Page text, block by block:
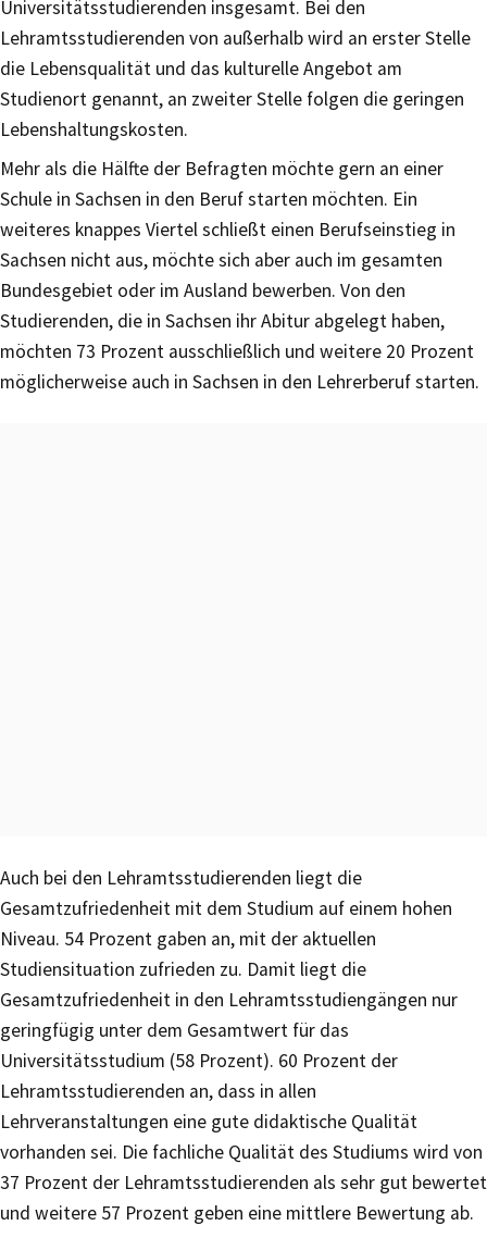
Universitätsstudierenden insgesamt. Bei den
Lehramtsstudierenden von außerhalb wird an erster Stelle
die Lebensqualität und das kulturelle Angebot am
Studienort genannt, an zweiter Stelle folgen die geringen
Lebenshaltungskosten.
Mehr als die Hälfte der Befragten möchte gern an einer
Schule in Sachsen in den Beruf starten möchten. Ein
weiteres knappes Viertel schließt einen Berufseinstieg in
Sachsen nicht aus, möchte sich aber auch im gesamten
Bundesgebiet oder im Ausland bewerben. Von den
Studierenden, die in Sachsen ihr Abitur abgelegt haben,
möchten 73 Prozent ausschließlich und weitere 20 Prozent
möglicherweise auch in Sachsen in den Lehrerberuf starten.
Auch bei den Lehramtsstudierenden liegt die
Gesamtzufriedenheit mit dem Studium auf einem hohen
Niveau. 54 Prozent gaben an, mit der aktuellen
Studiensituation zufrieden zu. Damit liegt die
Gesamtzufriedenheit in den Lehramtsstudiengängen nur
geringfügig unter dem Gesamtwert für das
Universitätsstudium (58 Prozent). 60 Prozent der
Lehramtsstudierenden an, dass in allen
Lehrveranstaltungen eine gute didaktische Qualität
vorhanden sei. Die fachliche Qualität des Studiums wird von
37 Prozent der Lehramtsstudierenden als sehr gut bewertet
und weitere 57 Prozent geben eine mittlere Bewertung ab.